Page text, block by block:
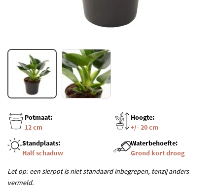
Potmaat:
12 cm
Hoogte:
+/- 20 cm
Standplaats:
Half schaduw
Waterbehoefte:
Grond kort droog
Let op: een sierpot is niet standaard inbegrepen, tenzij anders
vermeld.